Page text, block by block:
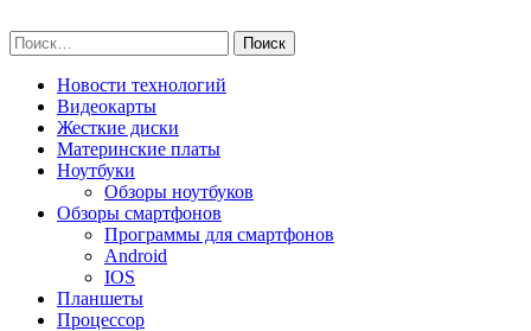
to
content
Найти:
Новости технологий
Видеокарты
Жесткие диски
Материнские платы
Ноутбуки
Обзоры ноутбуков
Обзоры смартфонов
Программы для смартфонов
Android
IOS
Планшеты
Процессор